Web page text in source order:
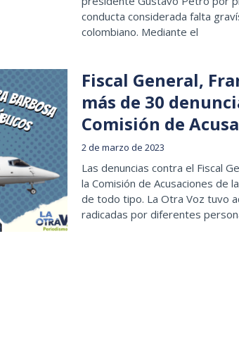
conducta considerada falta
colombiano. Mediante el
Fiscal General,
más de 30
Comisión de
2 de marzo de 2023
Las denuncias contra el Fiscal
la Comisión de Acusaciones de
de todo tipo. La Otra Voz tuvo
radicadas por diferentes